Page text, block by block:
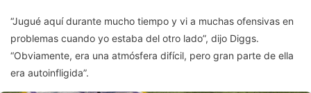
“Jugué aquí durante mucho tiempo y vi a muchas ofensivas en
problemas cuando yo estaba del otro lado”, dijo Diggs.
“Obviamente, era una atmósfera difícil, pero gran parte de ella
era autoinfligida”.